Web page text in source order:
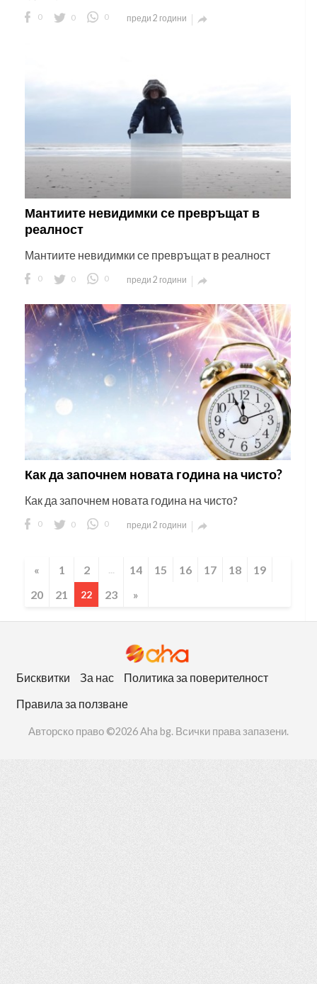
0 0 0 преди 2 години 
Мантиите невидимки се превръщат в
реалност
Мантиите невидимки се превръщат в реалност
0 0 0 преди 2 години 
Как да започнем новата година на чисто?
Как да започнем новата година на чисто?
0 0 0 преди 2 години 
« 1 2 ... 14 15 16 17 18
19
20
21 22 23 »
Бисквитки За нас
Политика за поверителност
Правила за ползване
Авторско право ©2026 Aha bg. Всички права запазени.